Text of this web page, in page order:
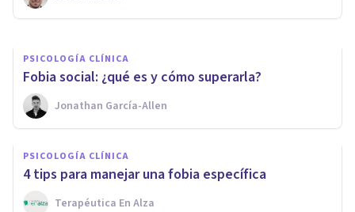
PSICOLOGÍA CLÍNICA
Fobia social: ¿qué es y cómo superarla?
Jonathan García-Allen
PSICOLOGÍA CLÍNICA
4 tips para manejar una fobia específica
Terapéutica En Alza